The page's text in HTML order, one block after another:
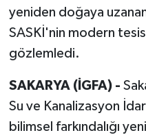
yeniden doğaya
SASKİ'nin modern
gözlemledi.
SAKARYA (İGFA) -
Su ve Kanalizasyon
bilimsel farkındalığı